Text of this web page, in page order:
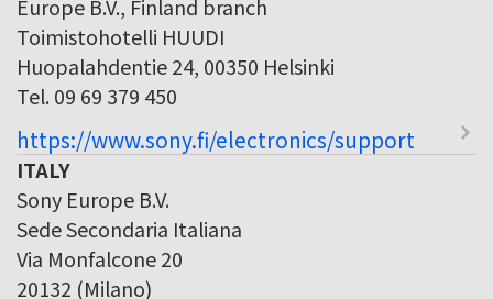
Europe B.V., Finland branch
Toimistohotelli HUUDI
Huopalahdentie 24, 00350 Helsinki
Tel. 09 69 379 450
https://www.sony.fi/electronics/support
ITALY
Sony Europe B.V.
Sede Secondaria Italiana
Via Monfalcone 20
20132 (Milano)